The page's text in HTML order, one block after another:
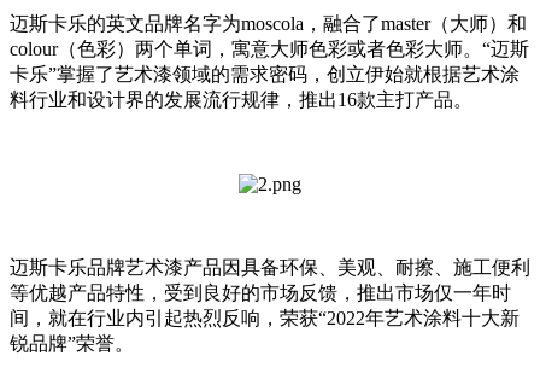
迈斯卡乐的英文品牌名字为moscola，融合了master（大师）和
colour（色彩）两个单词，寓意大师色彩或者色彩大师。“迈斯
卡乐”掌握了艺术漆领域的需求密码，创立伊始就根据艺术涂
料行业和设计界的发展流行规律，推出16款主打产品。
迈斯卡乐品牌艺术漆产品因具备环保、美观、耐擦、施工便利
等优越产品特性，受到良好的市场反馈，推出市场仅一年时
间，就在行业内引起热烈反响，荣获“2022年艺术涂料十大新
锐品牌”荣誉。